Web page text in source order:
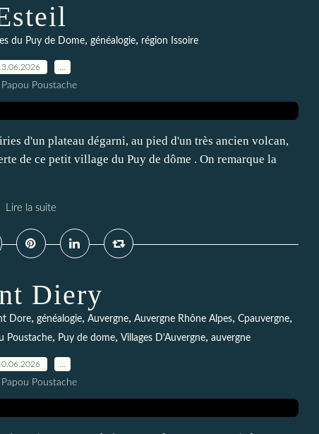
du Puy de Dome, généalogie, région Issoire
Papou Poustache
d'un plateau dégarni, au pied d'un très ancien volcan,
de ce petit village du Puy de dôme . On remarque la
Lire la suite
Diery
Dore, généalogie, Auvergne, Auvergne Rhône Alpes, Cpauvergne,
Poustache, Puy de dome, Villages D'Auvergne, auvergne
Papou Poustache